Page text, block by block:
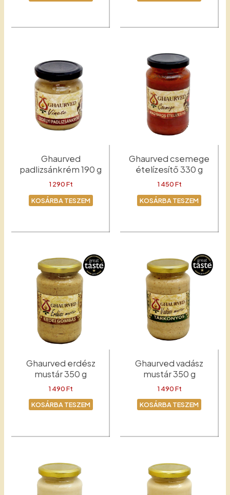
Ghaurved
padlizsánkrém 190 g
1 290Ft
KOSÁRBA TESZEM
Ghaurved csemege
ételízesítő 330 g
1 450Ft
KOSÁRBA TESZEM
Ghaurved erdész
mustár 350 g
1 490Ft
KOSÁRBA TESZEM
Ghaurved vadász
mustár 350 g
1 490Ft
KOSÁRBA TESZEM